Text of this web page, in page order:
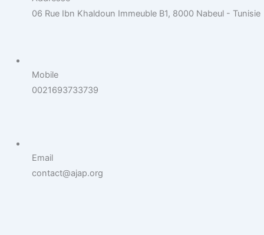
06 Rue Ibn Khaldoun Immeuble B1, 8000 Nabeul - Tunisie
Mobile
0021693733739
Email
contact@ajap.org